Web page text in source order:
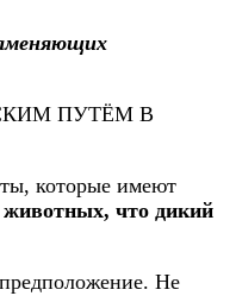
ПУТЁМ В
которые имеют
что дикий
Не